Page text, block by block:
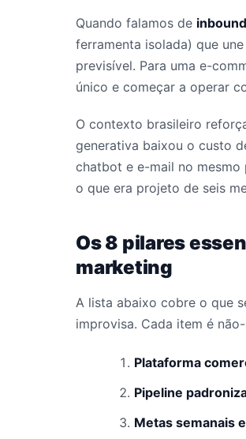
Quando falamos de
ferramenta isolada) que
previsível. Para uma e-
único e começar a operar
O contexto brasileiro
generativa baixou o custo
chatbot e e-mail no
o que era projeto de seis
Os 8 pilares
marketing
A lista abaixo cobre o que
improvisa. Cada item é
Plataforma
Pipeline
Metas semanais